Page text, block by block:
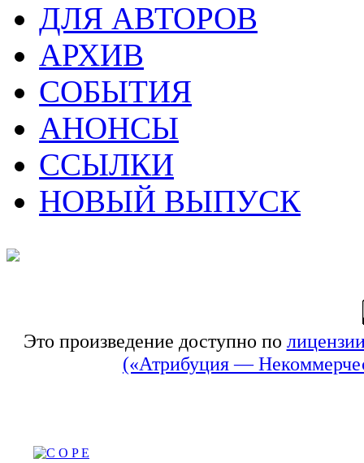
ДЛЯ АВТОРОВ
АРХИВ
СОБЫТИЯ
АНОНСЫ
ССЫЛКИ
НОВЫЙ ВЫПУСК
Это произведение доступно по
(«Атрибуция —